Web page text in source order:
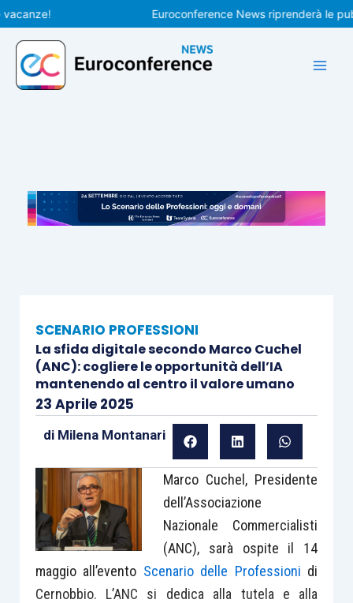
Vai
al
contenuto
Euroconference News riprenderà le
SCENARIO PROFESSIONI
La sfida digitale secondo Marco Cuchel
(ANC): cogliere le opportunità dell’IA
mantenendo al centro il valore umano
23 Aprile 2025
di Milena Montanari
Marco Cuchel, Presidente
dell’Associazione
Nazionale Commercialisti
(ANC), sarà ospite il 14
maggio all’evento Scenario delle Professioni di
Cernobbio. L’ANC si dedica alla tutela e alla